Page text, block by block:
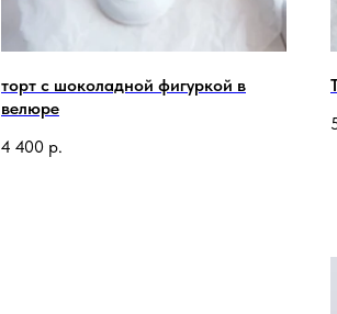
торт с шоколадной фигуркой в
велюре
4 400 р.